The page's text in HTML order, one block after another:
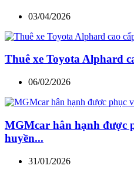
03/04/2026
Thuê xe Toyota Alphard
06/02/2026
MGMcar hân hạnh được
huyền...
31/01/2026